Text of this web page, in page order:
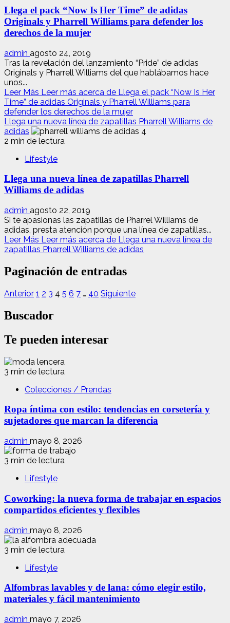
Llega el pack “Now Is Her Time” de adidas
Originals y Pharrell Williams para defender los
derechos de la mujer
admin agosto 24, 2019
Tras la revelación del lanzamiento “Pride” de adidas
Originals y Pharrell Williams del que hablábamos hace
unos...
Leer Más Leer más acerca de Llega el pack “Now Is Her
Time” de adidas Originals y Pharrell Williams para
defender los derechos de la mujer
Llega una nueva línea de zapatillas Pharrell Williams de
adidas
2 min de lectura
Lifestyle
Llega una nueva línea de zapatillas Pharrell
Williams de adidas
admin agosto 22, 2019
Si te apasionas las zapatillas de Pharrel Williams de
adidas, presta atención porque una línea de zapatillas...
Leer Más Leer más acerca de Llega una nueva línea de
zapatillas Pharrell Williams de adidas
Paginación de entradas
Anterior 1 2 3 4 5 6 7 … 40 Siguiente
Buscador
Te pueden interesar
3 min de lectura
Colecciones / Prendas
Ropa íntima con estilo: tendencias en corsetería y
sujetadores que marcan la diferencia
admin mayo 8, 2026
3 min de lectura
Lifestyle
Coworking: la nueva forma de trabajar en espacios
compartidos eficientes y flexibles
admin mayo 8, 2026
3 min de lectura
Lifestyle
Alfombras lavables y de lana: cómo elegir estilo,
materiales y fácil mantenimiento
admin mayo 7, 2026